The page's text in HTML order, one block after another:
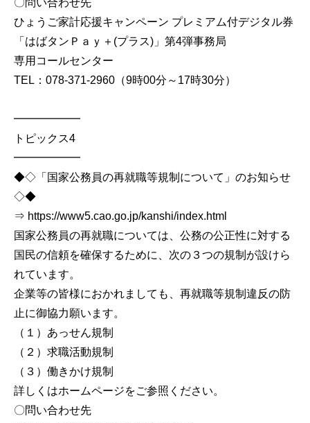
〇問い合わせ先
ひょうご家計応援キャンペーン プレミアム付デジタル券
「はばタンＰａｙ＋(プラス)」第4弾事務局
専用コールセンター
TEL：078-371-2960（9時00分～17時30分）
━━━━━━
トピックス4
━━━━━━
◆◇「国家公務員の再就職等規制について」のお知らせ
◇◆
⇒ https://www5.cao.go.jp/kanshi/index.html
国家公務員の再就職については、公務の公正性に対する
国民の信頼を確保するために、次の３つの規制が設けら
れています。
企業等の皆様におかれましても、再就職等規制違反の防
止に御協力願います。
（１）あっせん規制
（２）求職活動規制
（３）働きかけ規制
詳しくはホームページをご参照ください。
〇問い合わせ先